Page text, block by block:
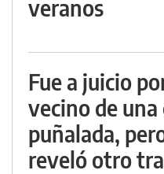
veranos
Fue a juicio
vecino de
puñalada,
reveló otro